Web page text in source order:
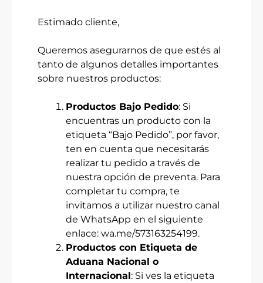
Estimado cliente,
Queremos asegurarnos de que estés al
tanto de algunos detalles importantes
sobre nuestros productos:
Productos Bajo Pedido: Si
encuentras un producto con la
etiqueta “Bajo Pedido”, por favor,
ten en cuenta que necesitarás
realizar tu pedido a través de
nuestra opción de preventa. Para
completar tu compra, te
invitamos a utilizar nuestro canal
de WhatsApp en el siguiente
enlace: wa.me/573163254199.
Productos con Etiqueta de
Aduana Nacional o
Internacional: Si ves la etiqueta